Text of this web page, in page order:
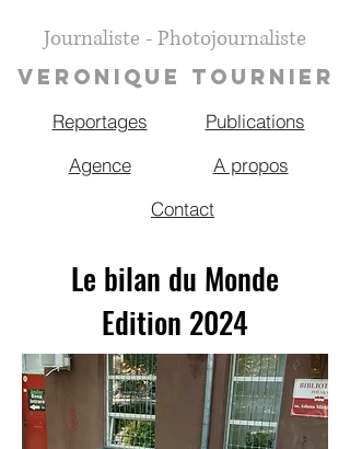
Journaliste - Photojournaliste
VERONIQUE TOURNIER
Reportages
Publications
Agence
A propos
Contact
Le bilan du Monde
Edition 2024